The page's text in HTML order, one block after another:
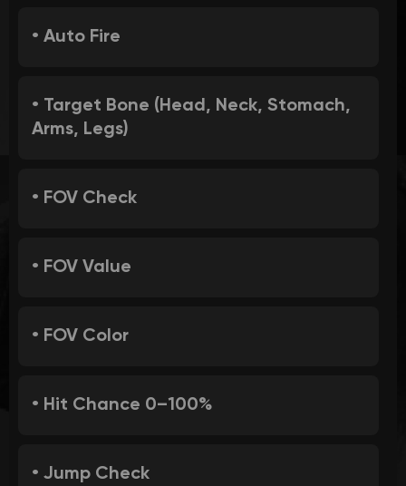
• Auto Fire
• Target Bone (Head, Neck, Stomach,
Arms, Legs)
• FOV Check
• FOV Value
• FOV Color
• Hit Chance 0–100%
• Jump Check